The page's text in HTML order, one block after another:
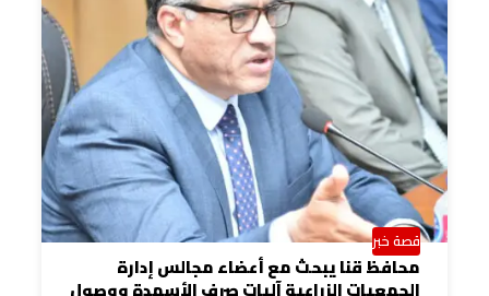
قصة خبر
محافظ قنا يبحث مع أعضاء مجالس إدارة